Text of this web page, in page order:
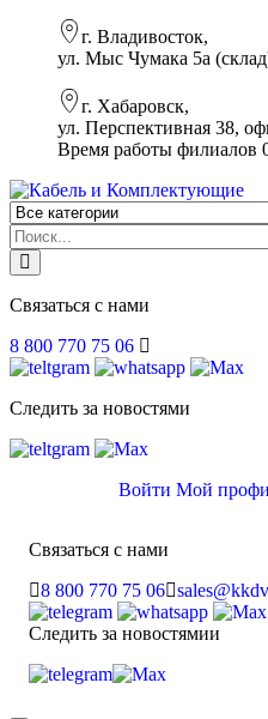
г. Владивосток,
ул. Мыс Чумака 5а
г. Хабаровск,
ул. Перспективная 38,
Время работы филиалов
Связаться с нами
8 800 770 75 06
Следить за новостями
Войти Мой
Связаться с нами
8 800 770 75 06
Следить за новостямии